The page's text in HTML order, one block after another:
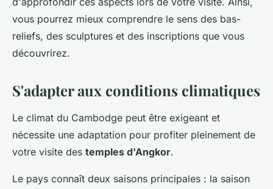
vous pourrez mieux comprendre le sens des bas-
reliefs, des sculptures et des inscriptions que vous
découvrirez.
S'adapter aux conditions climatiques
Le climat du Cambodge peut être exigeant et
nécessite une adaptation pour profiter pleinement de
votre visite des temples d'Angkor.
Le pays connaît deux saisons principales : la saison